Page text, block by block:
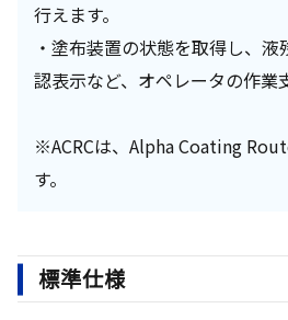
行えます。
・塗布装置の状態を取得し、
認表示など、オペレータの作業
※ACRCは、Alpha Coating
す。
標準仕様